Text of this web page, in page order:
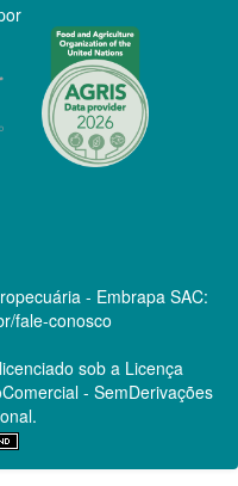
- Embrapa SAC:
fale-conosco
sob a Licença
- SemDerivações